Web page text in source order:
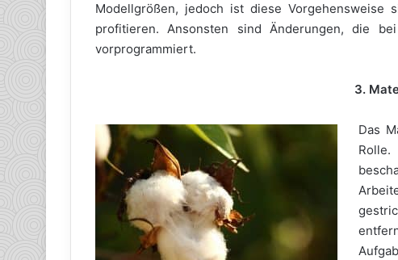
Modellgrößen, jedoch ist diese
profitieren. Ansonsten sind Änderungen, die
vorprogrammiert.
3.
Das